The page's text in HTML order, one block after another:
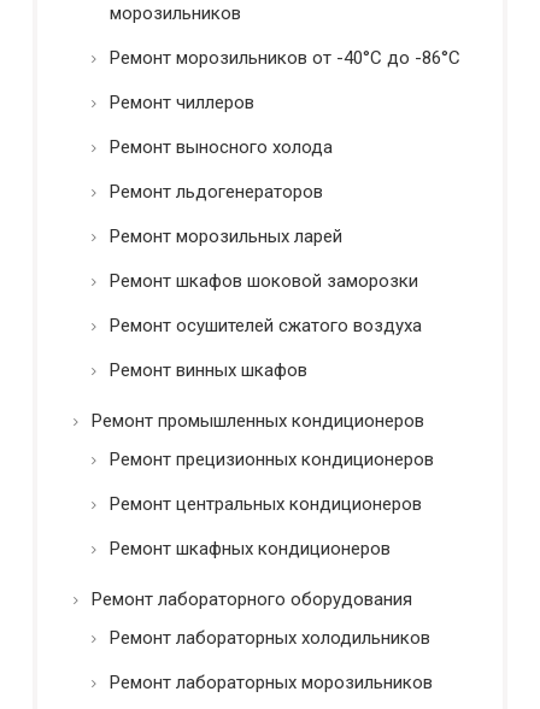
морозильников
Ремонт морозильников от -40°C до -86°C
Ремонт чиллеров
Ремонт выносного холода
Ремонт льдогенераторов
Ремонт морозильных ларей
Ремонт шкафов шоковой заморозки
Ремонт осушителей сжатого воздуха
Ремонт винных шкафов
Ремонт промышленных кондиционеров
Ремонт прецизионных кондиционеров
Ремонт центральных кондиционеров
Ремонт шкафных кондиционеров
Ремонт лабораторного оборудования
Ремонт лабораторных холодильников
Ремонт лабораторных морозильников